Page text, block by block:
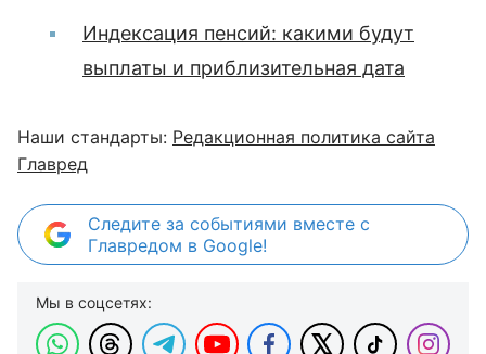
Индексация пенсий: какими будут
выплаты и приблизительная дата
Наши стандарты: Редакционная политика сайта
Главред
Следите за событиями вместе с
Главредом в Google!
Мы в соцсетях: